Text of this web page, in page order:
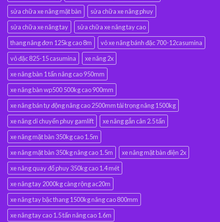
sửa chữa xe nâng mặt bàn
sửa chữa xe nâng phuy
sửa chữa xe nâng tay
sửa chữa xe nâng tay cao
thang nâng đơn 125kg cao 8m
vỏ xe nâng bánh đặc 700-12casumina
vỏ đặc 825-15 casumina
xe nâng 2x
xe nâng bàn 1 tấn nâng cao 950mm
xe nâng bàn wp500 500kg cao 900mm
xe nâng bán tự động nâng cao 2500mm tải trọng nâng 1500kg
xe nâng di chuyển phuy gamlift
xe nâng gắn cân 2.5 tấn
xe nâng mặt bàn 350kg cao 1.5m
xe nâng mặt bàn 350kg nâng cao 1.5m
xe nâng mặt bàn điện 2x
xe nâng quay đổ phuy 350kg cao 1.4 mét
xe nâng tay 2000kg càng rộng ac20m
xe nâng tay bậc thang 1500kg nâng cao 800mm
xe nâng tay cao 1.5 tấn nâng cao 1.6m